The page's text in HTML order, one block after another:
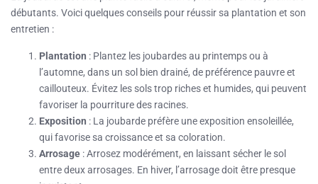
débutants. Voici quelques conseils pour réussir sa plantation et son
entretien :
Plantation : Plantez les joubardes au printemps ou à
l’automne, dans un sol bien drainé, de préférence pauvre et
caillouteux. Évitez les sols trop riches et humides, qui peuvent
favoriser la pourriture des racines.
Exposition : La joubarde préfère une exposition ensoleillée,
qui favorise sa croissance et sa coloration.
Arrosage : Arrosez modérément, en laissant sécher le sol
entre deux arrosages. En hiver, l’arrosage doit être presque